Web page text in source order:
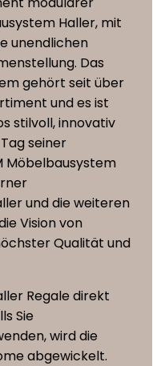
Haller, mit
unendlichen
Das
gehört seit über
und es ist
stilvoll, innovativ
seiner
Möbelbausystem
und die weiteren
Vision von
Qualität und
Regale direkt
Sie
wird die
abgewickelt.